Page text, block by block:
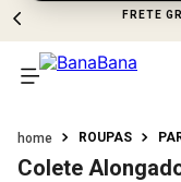
FRETE
ROUPAS
Colete